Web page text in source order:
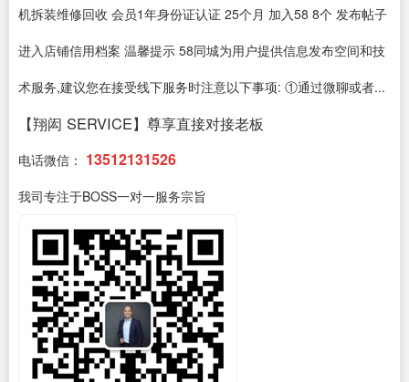
机拆装维修回收 会员1年身份证认证 25个月 加入58 8个 发布帖子
进入店铺信用档案 温馨提示 58同城为用户提供信息发布空间和技
术服务,建议您在接受线下服务时注意以下事项: ①通过微聊或者...
【翔闳 SERVICE】尊享直接对接老板
电话微信： 13512131526
我司专注于BOSS一对一服务宗旨